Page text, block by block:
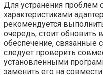
Для устранения проблем
характеристиками
рекомендуется
очередь, стоит
обеспечение, связанные
следует проверить
установленными
заменить его на